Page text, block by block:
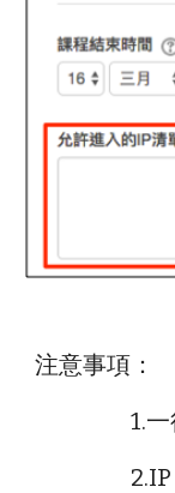
注意事項：
1.